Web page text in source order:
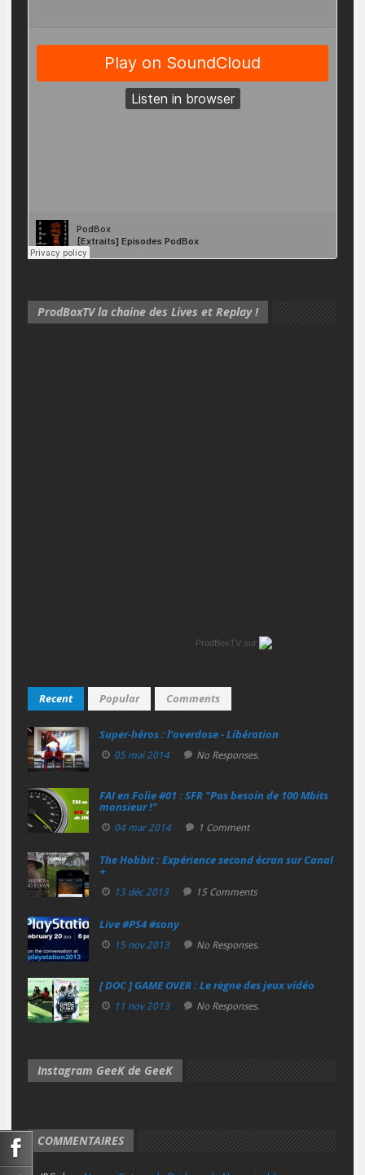
ProdBoxTV la chaine des Lives et Replay !
ProdBoxTV sur
Recent Popular Comments
Super‑héros : l’overdose - Libération
05 mai 2014 No Responses.
FAI en Folie #01 : SFR "Pas besoin de 100 Mbits
monsieur !"
04 mar 2014 1 Comment
The Hobbit : Expérience second écran sur Canal
+
13 déc 2013 15 Comments
Live #PS4 #sony
15 nov 2013 No Responses.
[ DOC ] GAME OVER : Le règne des jeux vidéo
11 nov 2013 No Responses.
Instagram GeeK de GeeK
COMMENTAIRES